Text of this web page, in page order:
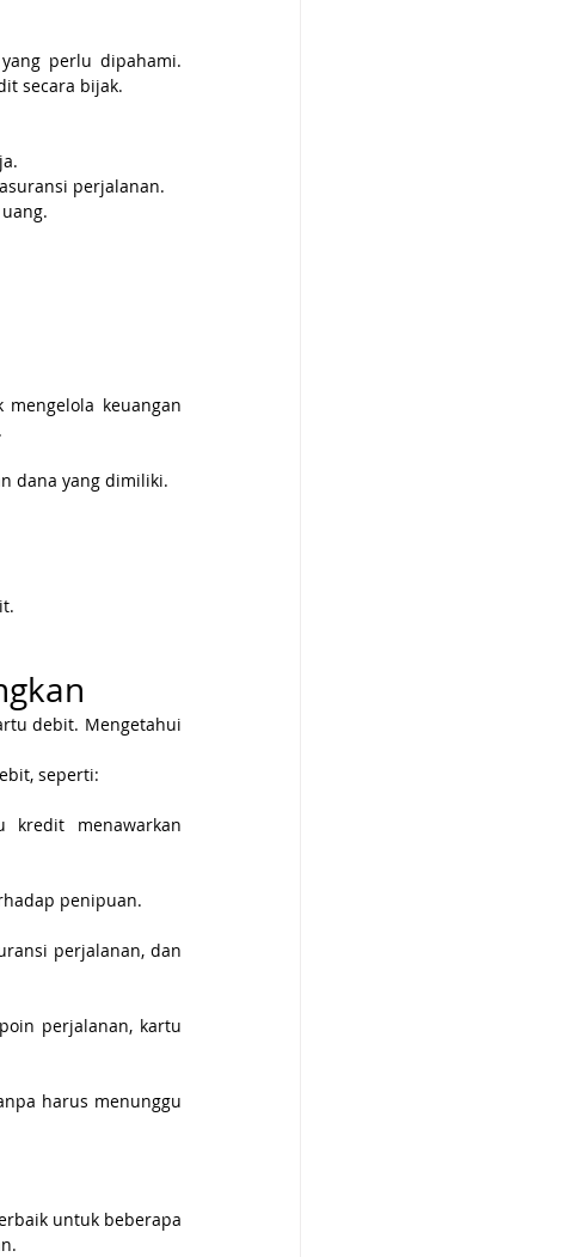
perlu dipahami.
secara bijak.
perjalanan.
keuangan
dana yang dimiliki.
debit. Mengetahui
seperti:
kredit menawarkan
penipuan.
perjalanan, dan
perjalanan, kartu
harus menunggu
untuk beberapa